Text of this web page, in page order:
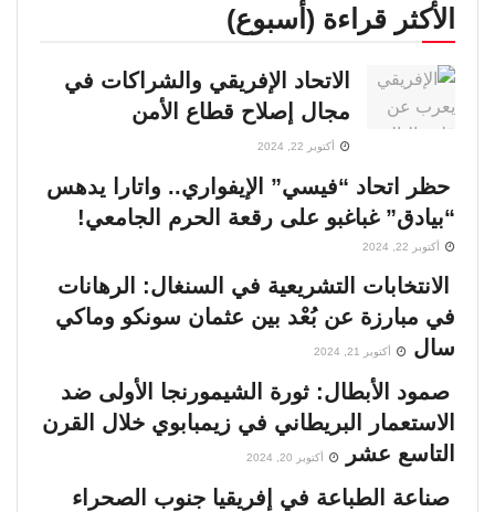
الأكثر قراءة (أسبوع)
الاتحاد الإفريقي والشراكات في
مجال إصلاح قطاع الأمن
أكتوبر 22, 2024
حظر اتحاد “فيسي” الإيفواري.. واتارا يدهس
“بيادق” غباغبو على رقعة الحرم الجامعي!
أكتوبر 22, 2024
الانتخابات التشريعية في السنغال: الرهانات
في مبارزة عن بُعْد بين عثمان سونكو وماكي
سال
أكتوبر 21, 2024
صمود الأبطال: ثورة الشيمورنجا الأولى ضد
الاستعمار البريطاني في زيمبابوي خلال القرن
التاسع عشر
أكتوبر 20, 2024
صناعة الطباعة في إفريقيا جنوب الصحراء